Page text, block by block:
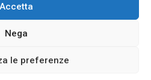
Accetta
Nega
le preferenze